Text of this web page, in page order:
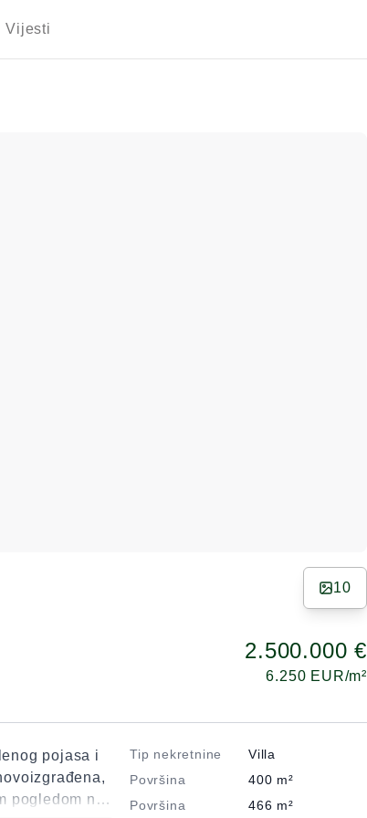
Vijesti
10
2.500.000 €
6.250 EUR/m²
pojasa i
pogledom na
Tip nekretnine
Villa
Površina
400 m²
Površina
466 m²